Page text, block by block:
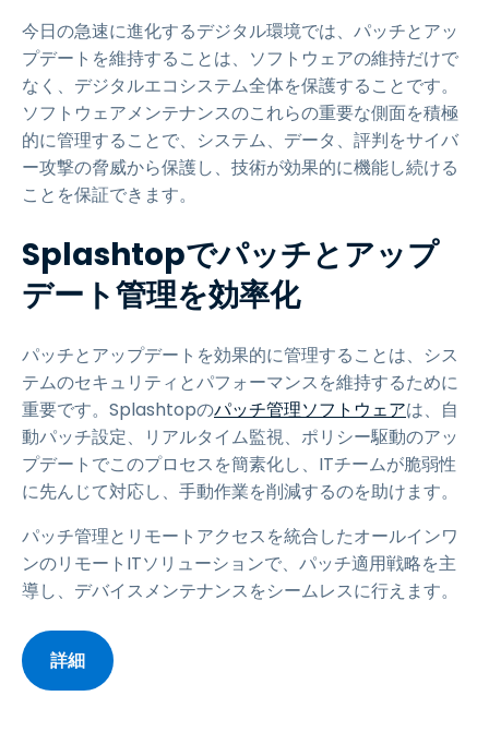
今日の急速に進化するデジタル環境では、パッチとアッ
プデートを維持することは、ソフトウェアの維持だけで
なく、デジタルエコシステム全体を保護することです。
ソフトウェアメンテナンスのこれらの重要な側面を積極
的に管理することで、システム、データ、評判をサイバ
ー攻撃の脅威から保護し、技術が効果的に機能し続ける
ことを保証できます。
Splashtopでパッチとアップ
デート管理を効率化
パッチとアップデートを効果的に管理することは、シス
テムのセキュリティとパフォーマンスを維持するために
重要です。Splashtopのパッチ管理ソフトウェアは、自
動パッチ設定、リアルタイム監視、ポリシー駆動のアッ
プデートでこのプロセスを簡素化し、ITチームが脆弱性
に先んじて対応し、手動作業を削減するのを助けます。
パッチ管理とリモートアクセスを統合したオールインワ
ンのリモートITソリューションで、パッチ適用戦略を主
導し、デバイスメンテナンスをシームレスに行えます。
詳細